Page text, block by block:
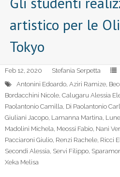
artistico per le
Tokyo
Feb 12, 2020 Stefania Serpetta
Antonini Edoardo, Aziri Ramize,
Bordacchini Nicole, Calugaru Alessia
Paolantonio Camilla, Di Paolantonio
Giuliani Jacopo, Lamanna Martina,
Madolini Michela, Meossi Fabio, Nani
Pacciaroni Giulio, Renzi Rachele, Ricci
Secondi Alessia, Servi Filippo,
Xeka Melisa